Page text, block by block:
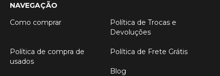
NAVEGAÇÃO
Como comprar
Política de Trocas e
Devoluções
Política de compra de
usados
Política de Frete Grátis
Blog